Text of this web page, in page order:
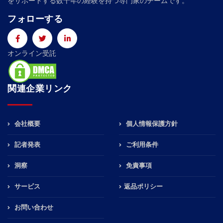
フォローする
オンライン受託
関連企業リンク
会社概要
記者発表
洞察
サービス
お問い合わせ
個人情報保護方針
ご利用条件
免責事項
返品ポリシー